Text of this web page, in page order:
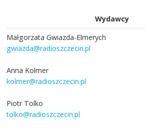
Wydawcy
Małgorzata Gwiazda-Elmerych
gwiazda@radioszczecin.pl
Anna Kolmer
kolmer@radioszczecin.pl
Piotr Tolko
tolko@radioszczecin.pl